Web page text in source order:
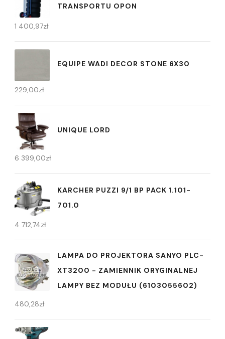
TRANSPORTU OPON
1 400,97zł
EQUIPE WADI DECOR STONE 6X30
229,00zł
UNIQUE LORD
6 399,00zł
KARCHER PUZZI 9/1 BP PACK 1.101-
701.0
4 712,74zł
LAMPA DO PROJEKTORA SANYO PLC-
XT3200 - ZAMIENNIK ORYGINALNEJ
LAMPY BEZ MODUŁU (6103055602)
480,28zł